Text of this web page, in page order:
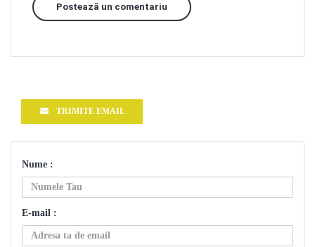
Postează un comentariu
TRIMITE EMAIL
Nume :
E-mail :